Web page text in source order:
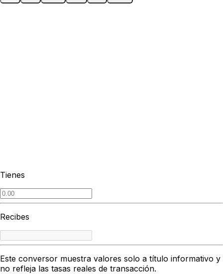
Tienes
Recibes
Este conversor muestra valores solo a título informativo y
no refleja las tasas reales de transacción.